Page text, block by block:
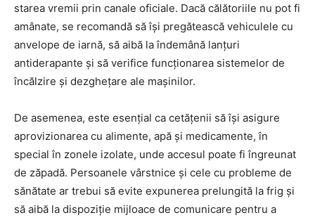
starea vremii prin canale oficiale. Dacă călătoriile nu pot fi
amânate, se recomandă să își pregătească vehiculele cu
anvelope de iarnă, să aibă la îndemână lanțuri
antiderapante și să verifice funcționarea sistemelor de
încălzire și dezghețare ale mașinilor.
De asemenea, este esențial ca cetățenii să își asigure
aprovizionarea cu alimente, apă și medicamente, în
special în zonele izolate, unde accesul poate fi îngreunat
de zăpadă. Persoanele vârstnice și cele cu probleme de
sănătate ar trebui să evite expunerea prelungită la frig și
să aibă la dispoziție mijloace de comunicare pentru a